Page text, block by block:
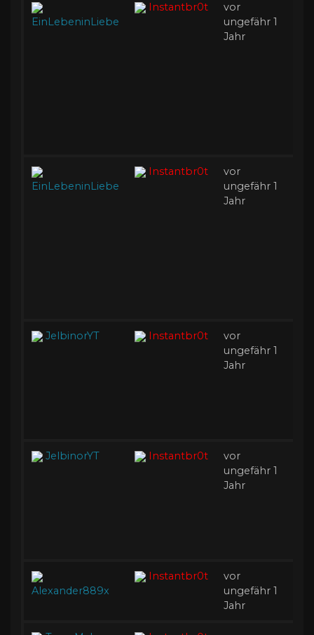
EinLebeninLiebe
Instantbr0t
vor
ungefähr 1
Jahr
EinLebeninLiebe
Instantbr0t
vor
ungefähr 1
Jahr
JelbinorYT Instantbr0t
vor
ungefähr 1
Jahr
JelbinorYT Instantbr0t
vor
ungefähr 1
Jahr
Alexander889x
Instantbr0t
vor
ungefähr 1
Jahr